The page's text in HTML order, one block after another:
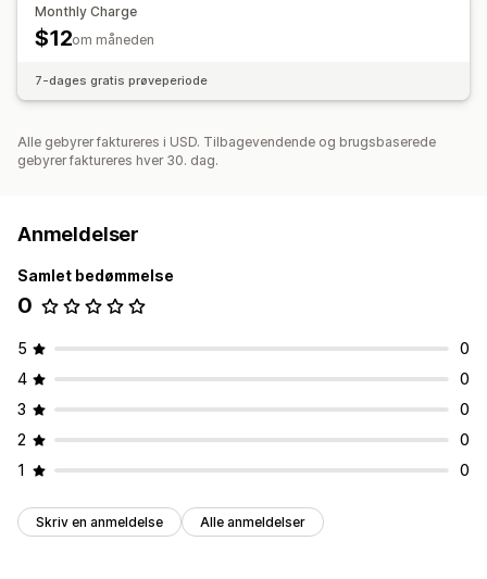
Monthly Charge
$12om måneden
7-dages gratis prøveperiode
Alle gebyrer faktureres i USD. Tilbagevendende og brugsbaserede
gebyrer faktureres hver 30. dag.
Anmeldelser
Samlet bedømmelse
0
5
0
4
0
3
0
2
0
1
0
Skriv en anmeldelse Alle anmeldelser